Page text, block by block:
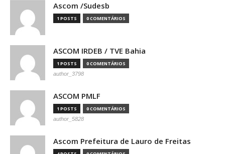
Ascom /Sudesb
1 POSTS 0 COMENTÁRIOS
ASCOM IRDEB / TVE Bahia
1 POSTS 0 COMENTÁRIOS
author_3798
ASCOM PMLF
1 POSTS 0 COMENTÁRIOS
author_5828
Ascom Prefeitura de Lauro de Freitas